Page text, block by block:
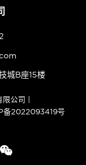
城B座15楼
公司 |
备2022093419号